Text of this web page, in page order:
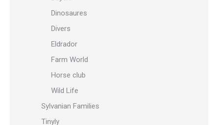
Dinosaures
Divers
Eldrador
Farm World
Horse club
Wild Life
Sylvanian Families
Tinyly